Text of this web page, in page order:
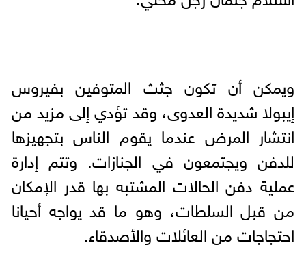
ويمكن أن تكون جثث المتوفين بفيروس
إيبولا شديدة العدوى، وقد تؤدي إلى مزيد من
انتشار المرض عندما يقوم الناس بتجهيزها
للدفن ويجتمعون في الجنازات. وتتم إدارة
عملية دفن الحالات المشتبه بها قدر الإمكان
من قبل السلطات، وهو ما قد يواجه أحيانا
احتجاجات من العائلات والأصدقاء.